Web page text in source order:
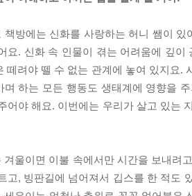
책방에는 신화를 사랑하는 허니 쌤이
요. 신화 속 인물이 겪는 어려움에 깊
떼려야 뗄 수 없는 관계에 놓여 있지요.
며 하는 모든 행동도 생태계에 영향을
어야 해요. 이번에는 우리가 살고 있는
겨울이면 이불 속에서만 시간을 보내려
고, 빙판길에 넘어져서 깁스를 한 적도